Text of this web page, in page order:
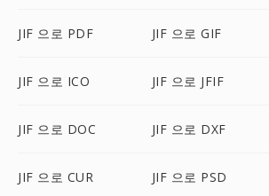
JIF 으로 PDF JIF 으로 GIF
JIF 으로 ICO JIF 으로 JFIF
JIF 으로 DOC JIF 으로 DXF
JIF 으로 CUR JIF 으로 PSD